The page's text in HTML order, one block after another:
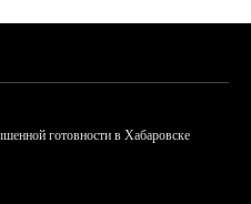
готовности в Хабаровске